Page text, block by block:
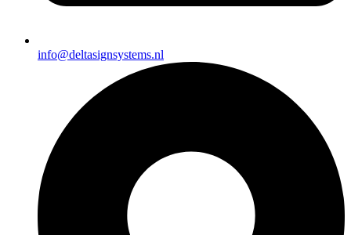
info@deltasignsystems.nl